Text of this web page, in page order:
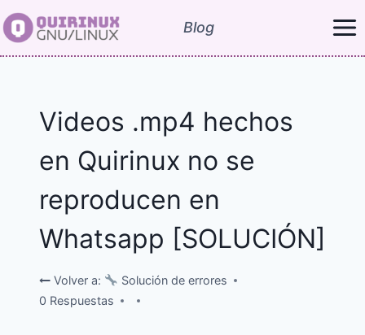
Saltar
al
Blog
Videos .mp4 hechos
en Quirinux no se
reproducen en
Whatsapp [SOLUCIÓN]
Volver a:
Solución de errores
0 Respuestas